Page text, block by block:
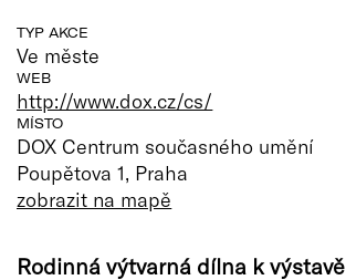
TYP AKCE
Ve měste
WEB
http://www.dox.cz/cs/
MÍSTO
DOX Centrum současného umění
Poupětova 1, Praha
zobrazit na mapě
Rodinná výtvarná dílna k výstavě